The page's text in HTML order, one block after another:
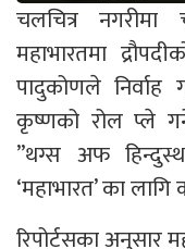
चलचित्र
महाभारतमा
पादुकोणले
कृष्णको रोल प्ले
”थग्स अफ
‘महाभारत’ का
रिपोर्टसका अनुसार